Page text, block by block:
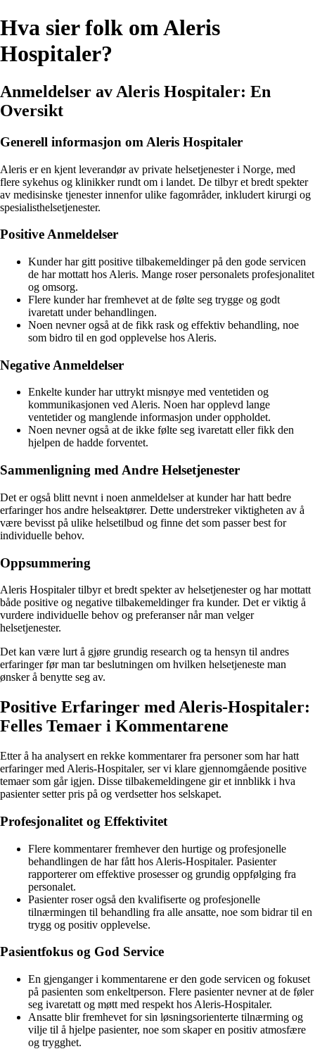
Hva sier folk om Aleris
Hospitaler?
Anmeldelser av Aleris Hospitaler: En
Oversikt
Generell informasjon om Aleris Hospitaler
Aleris er en kjent leverandør av private helsetjenester i Norge, med
flere sykehus og klinikker rundt om i landet. De tilbyr et bredt spekter
av medisinske tjenester innenfor ulike fagområder, inkludert kirurgi og
spesialisthelsetjenester.
Positive Anmeldelser
Kunder har gitt positive tilbakemeldinger på den gode servicen
de har mottatt hos Aleris. Mange roser personalets profesjonalitet
og omsorg.
Flere kunder har fremhevet at de følte seg trygge og godt
ivaretatt under behandlingen.
Noen nevner også at de fikk rask og effektiv behandling, noe
som bidro til en god opplevelse hos Aleris.
Negative Anmeldelser
Enkelte kunder har uttrykt misnøye med ventetiden og
kommunikasjonen ved Aleris. Noen har opplevd lange
ventetider og manglende informasjon under oppholdet.
Noen nevner også at de ikke følte seg ivaretatt eller fikk den
hjelpen de hadde forventet.
Sammenligning med Andre Helsetjenester
Det er også blitt nevnt i noen anmeldelser at kunder har hatt bedre
erfaringer hos andre helseaktører. Dette understreker viktigheten av å
være bevisst på ulike helsetilbud og finne det som passer best for
individuelle behov.
Oppsummering
Aleris Hospitaler tilbyr et bredt spekter av helsetjenester og har mottatt
både positive og negative tilbakemeldinger fra kunder. Det er viktig å
vurdere individuelle behov og preferanser når man velger
helsetjenester.
Det kan være lurt å gjøre grundig research og ta hensyn til andres
erfaringer før man tar beslutningen om hvilken helsetjeneste man
ønsker å benytte seg av.
Positive Erfaringer med Aleris-Hospitaler:
Felles Temaer i Kommentarene
Etter å ha analysert en rekke kommentarer fra personer som har hatt
erfaringer med Aleris-Hospitaler, ser vi klare gjennomgående positive
temaer som går igjen. Disse tilbakemeldingene gir et innblikk i hva
pasienter setter pris på og verdsetter hos selskapet.
Profesjonalitet og Effektivitet
Flere kommentarer fremhever den hurtige og profesjonelle
behandlingen de har fått hos Aleris-Hospitaler. Pasienter
rapporterer om effektive prosesser og grundig oppfølging fra
personalet.
Pasienter roser også den kvalifiserte og profesjonelle
tilnærmingen til behandling fra alle ansatte, noe som bidrar til en
trygg og positiv opplevelse.
Pasientfokus og God Service
En gjenganger i kommentarene er den gode servicen og fokuset
på pasienten som enkeltperson. Flere pasienter nevner at de føler
seg ivaretatt og møtt med respekt hos Aleris-Hospitaler.
Ansatte blir fremhevet for sin løsningsorienterte tilnærming og
vilje til å hjelpe pasienter, noe som skaper en positiv atmosfære
og trygghet.